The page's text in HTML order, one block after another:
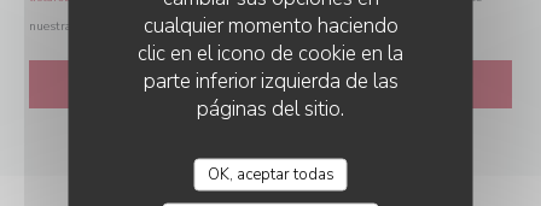
cualquier momento haciendo
clic en el icono de cookie en la
parte inferior izquierda de las
páginas del sitio.
OK, aceptar todas
nuestra
política de privacidad.